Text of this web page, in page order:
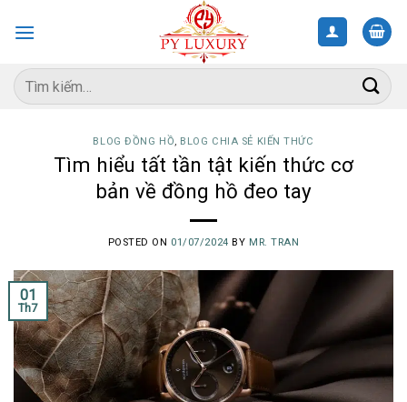
Tìm
kiếm:
BLOG ĐỒNG HỒ, BLOG CHIA SẺ KIẾN THỨC
Tìm hiểu tất tần tật kiến thức cơ
bản về đồng hồ đeo tay
POSTED ON 01/07/2024 BY MR. TRAN
01
Th7